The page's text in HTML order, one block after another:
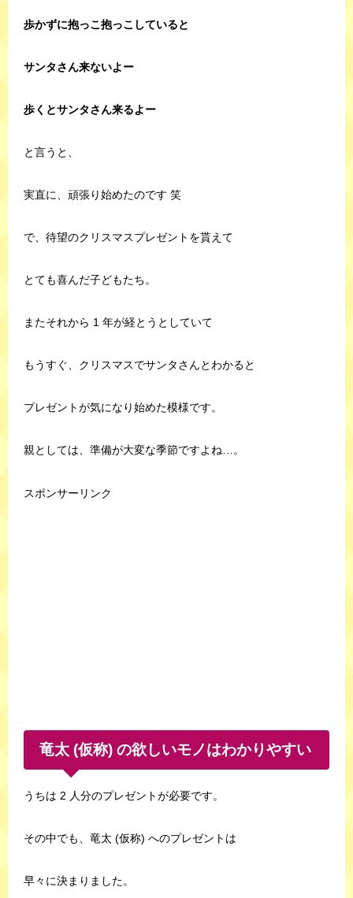
歩かずに抱っこ抱っこしていると
サンタさん来ないよー
歩くとサンタさん来るよー
と言うと、
実直に、頑張り始めたのです 笑
で、待望のクリスマスプレゼントを貰えて
とても喜んだ子どもたち。
またそれから 1 年が経とうとしていて
もうすぐ、クリスマスでサンタさんとわかると
プレゼントが気になり始めた模様です。
親としては、準備が大変な季節ですよね…。
スポンサーリンク
竜太 (仮称) の欲しいモノはわかりやすい
うちは 2 人分のプレゼントが必要です。
その中でも、竜太 (仮称) へのプレゼントは
早々に決まりました。